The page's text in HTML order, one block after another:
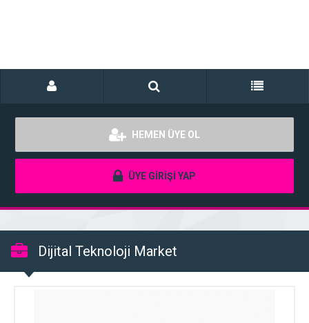
HEMEN ÜYE OL
ÜYE GİRİŞİ YAP
Dijital Teknoloji Market